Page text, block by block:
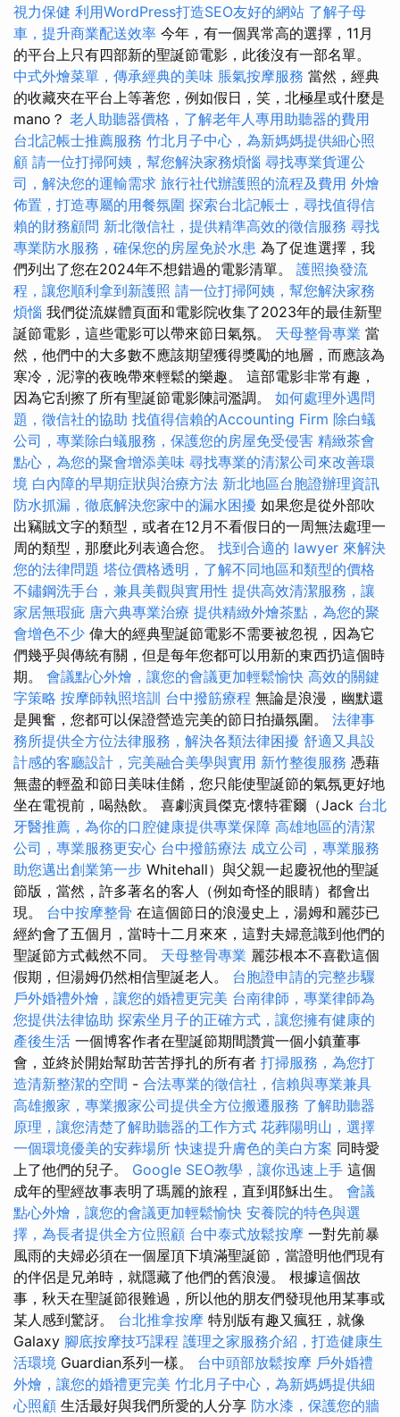
視力保健 利用WordPress打造SEO友好的網站 了解子母
車，提升商業配送效率 今年，有一個異常高的選擇，11月
的平台上只有四部新的聖誕節電影，此後沒有一部名單。
中式外燴菜單，傳承經典的美味 脹氣按摩服務 當然，經典
的收藏夾在平台上等著您，例如假日，笑，北極星或什麼是
mano？ 老人助聽器價格，了解老年人專用助聽器的費用
台北記帳士推薦服務 竹北月子中心，為新媽媽提供細心照
顧 請一位打掃阿姨，幫您解決家務煩惱 尋找專業貨運公
司，解決您的運輸需求 旅行社代辦護照的流程及費用 外燴
佈置，打造專屬的用餐氛圍 探索台北記帳士，尋找值得信
賴的財務顧問 新北徵信社，提供精準高效的徵信服務 尋找
專業防水服務，確保您的房屋免於水患 為了促進選擇，我
們列出了您在2024年不想錯過的電影清單。 護照換發流
程，讓您順利拿到新護照 請一位打掃阿姨，幫您解決家務
煩惱 我們從流媒體頁面和電影院收集了2023年的最佳新聖
誕節電影，這些電影可以帶來節日氣氛。 天母整骨專業 當
然，他們中的大多數不應該期望獲得獎勵的地層，而應該為
寒冷，泥濘的夜晚帶來輕鬆的樂趣。 這部電影非常有趣，
因為它刮擦了所有聖誕節電影陳詞濫調。 如何處理外遇問
題，徵信社的協助 找值得信賴的Accounting Firm 除白蟻
公司，專業除白蟻服務，保護您的房屋免受侵害 精緻茶會
點心，為您的聚會增添美味 尋找專業的清潔公司來改善環
境 白內障的早期症狀與治療方法 新北地區台胞證辦理資訊
防水抓漏，徹底解決您家中的漏水困擾 如果您是從外部吹
出竊賊文字的類型，或者在12月不看假日的一周無法處理一
周的類型，那麼此列表適合您。 找到合適的 lawyer 來解決
您的法律問題 塔位價格透明，了解不同地區和類型的價格
不鏽鋼洗手台，兼具美觀與實用性 提供高效清潔服務，讓
家居無瑕疵 唐六典專業治療 提供精緻外燴茶點，為您的聚
會增色不少 偉大的經典聖誕節電影不需要被忽視，因為它
們幾乎與傳統有關，但是每年您都可以用新的東西扔這個時
期。 會議點心外燴，讓您的會議更加輕鬆愉快 高效的關鍵
字策略 按摩師執照培訓 台中撥筋療程 無論是浪漫，幽默還
是興奮，您都可以保證營造完美的節日拍攝氛圍。 法律事
務所提供全方位法律服務，解決各類法律困擾 舒適又具設
計感的客廳設計，完美融合美學與實用 新竹整復服務 憑藉
無盡的輕盈和節日美味佳餚，您只能使聖誕節的氣氛更好地
坐在電視前，喝熱飲。 喜劇演員傑克·懷特霍爾（Jack 台北
牙醫推薦，為你的口腔健康提供專業保障 高雄地區的清潔
公司，專業服務更安心 台中撥筋療法 成立公司，專業服務
助您邁出創業第一步 Whitehall）與父親一起慶祝他的聖誕
節版，當然，許多著名的客人（例如奇怪的眼睛）都會出
現。 台中按摩整骨 在這個節日的浪漫史上，湯姆和麗莎已
經約會了五個月，當時十二月來來，這對夫婦意識到他們的
聖誕節方式截然不同。 天母整骨專業 麗莎根本不喜歡這個
假期，但湯姆仍然相信聖誕老人。 台胞證申請的完整步驟
戶外婚禮外燴，讓您的婚禮更完美 台南律師，專業律師為
您提供法律協助 探索坐月子的正確方式，讓您擁有健康的
產後生活 一個博客作者在聖誕節期間讚賞一個小鎮董事
會，並終於開始幫助苦苦掙扎的所有者 打掃服務，為您打
造清新整潔的空間 - 合法專業的徵信社，信賴與專業兼具
高雄搬家，專業搬家公司提供全方位搬遷服務 了解助聽器
原理，讓您清楚了解助聽器的工作方式 花葬陽明山，選擇
一個環境優美的安葬場所 快速提升膚色的美白方案 同時愛
上了他們的兒子。 Google SEO教學，讓你迅速上手 這個
成年的聖經故事表明了瑪麗的旅程，直到耶穌出生。 會議
點心外燴，讓您的會議更加輕鬆愉快 安養院的特色與選
擇，為長者提供全方位照顧 台中泰式放鬆按摩 一對先前暴
風雨的夫婦必須在一個屋頂下填滿聖誕節，當證明他們現有
的伴侶是兄弟時，就隱藏了他們的舊浪漫。 根據這個故
事，秋天在聖誕節很難過，所以他的朋友們發現他用某事或
某人感到驚訝。 台北推拿按摩 特別版有趣又瘋狂，就像
Galaxy 腳底按摩技巧課程 護理之家服務介紹，打造健康生
活環境 Guardian系列一樣。 台中頭部放鬆按摩 戶外婚禮
外燴，讓您的婚禮更完美 竹北月子中心，為新媽媽提供細
心照顧 生活最好與我們所愛的人分享 防水漆，保護您的牆